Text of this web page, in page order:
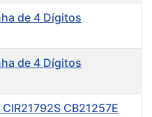
de 4 Dígitos
de 4 Dígitos
CB21257E